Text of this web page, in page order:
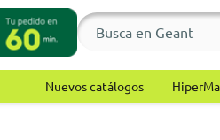
Nuevos catálogos